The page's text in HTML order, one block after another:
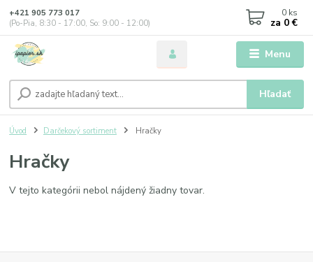
Menu
Hľadať
+421 905 773 017
(Po-Pia, 8:30 - 17:00, So: 9:00 - 12:00)
0 ks
za 0 €
Úvod Darčekový sortiment Hračky
Hračky
V tejto kategórii nebol nájdený žiadny tovar.